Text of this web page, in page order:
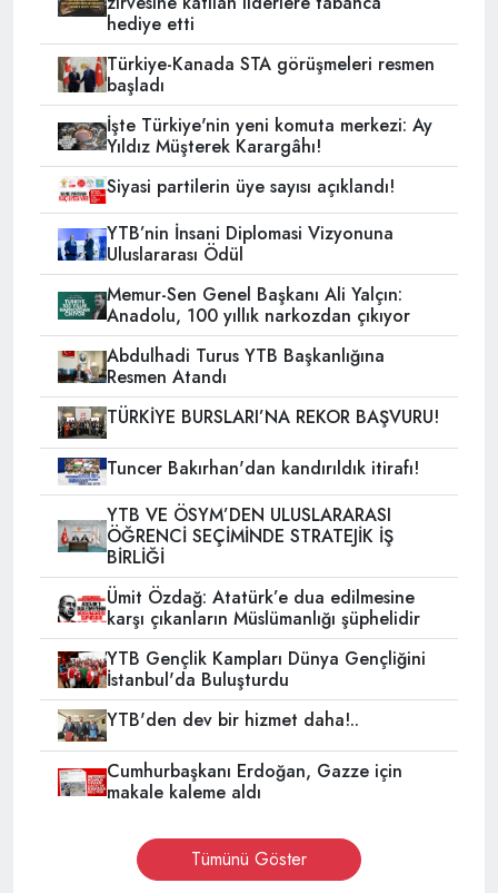
hediye etti
Türkiye-Kanada STA görüşmeleri resmen
başladı
İşte Türkiye'nin yeni komuta merkezi: Ay
Yıldız Müşterek Karargâhı!
Siyasi partilerin üye sayısı açıklandı!
YTB’nin İnsani Diplomasi Vizyonuna
Uluslararası Ödül
Memur-Sen Genel Başkanı Ali Yalçın:
Anadolu, 100 yıllık narkozdan çıkıyor
Abdulhadi Turus YTB Başkanlığına
Resmen Atandı
TÜRKİYE BURSLARI’NA REKOR BAŞVURU!
Tuncer Bakırhan'dan kandırıldık itirafı!
YTB VE ÖSYM’DEN ULUSLARARASI
ÖĞRENCİ SEÇİMİNDE STRATEJİK İŞ
BİRLİĞİ
Ümit Özdağ: Atatürk’e dua edilmesine
karşı çıkanların Müslümanlığı şüphelidir
YTB Gençlik Kampları Dünya Gençliğini
İstanbul'da Buluşturdu
YTB'den dev bir hizmet daha!..
Cumhurbaşkanı Erdoğan, Gazze için
makale kaleme aldı
Tümünü Göster